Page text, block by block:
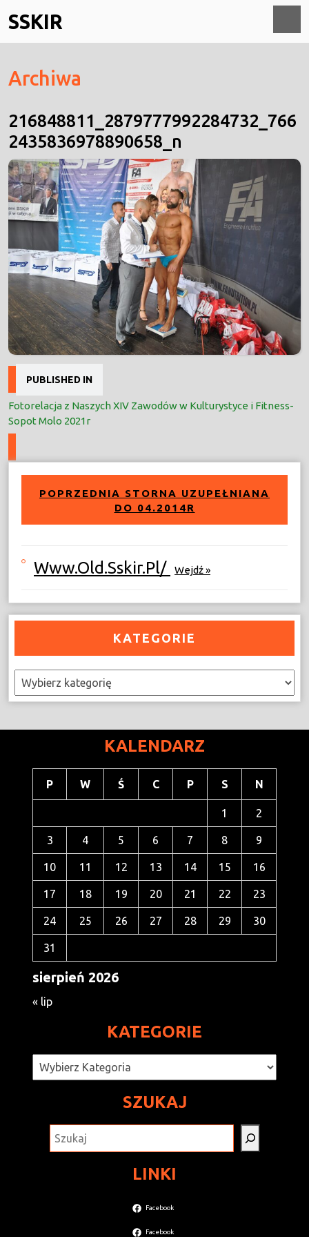
to
content
SSKIR
Archiwa
216848811_2879777992284732_766
2435836978890658_n
Nawigacja
wpisu
PUBLISHED IN
Fotorelacja z Naszych XIV Zawodów w Kulturystyce i Fitness-
Sopot Molo 2021r
POPRZEDNIA STORNA UZUPEŁNIANA
DO 04.2014R
Www.old.sskir.pl/ Wejdź »
KATEGORIE
Kategorie
KALENDARZ
sierpień 2026
P W Ś C P S N
1 2
3 4 5 6 7 8 9
10 11 12 13 14 15 16
17 18 19 20 21 22 23
24 25 26 27 28 29 30
31
« lip
KATEGORIE
Kategorie
SZUKAJ
LINKI
Facebook
Facebook